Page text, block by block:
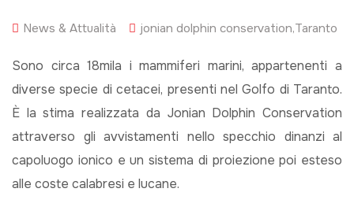
News & Attualità jonian dolphin conservation,Taranto
Sono circa 18mila i mammiferi marini, appartenenti a
diverse specie di cetacei, presenti nel Golfo di Taranto.
È la stima realizzata da Jonian Dolphin Conservation
attraverso gli avvistamenti nello specchio dinanzi al
capoluogo ionico e un sistema di proiezione poi esteso
alle coste calabresi e lucane.